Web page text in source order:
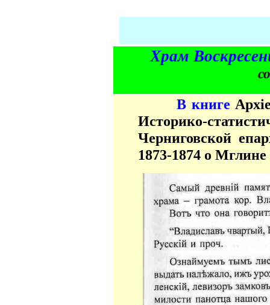
Храм
В книге
Историко-
Черниговской
1873-1874 о